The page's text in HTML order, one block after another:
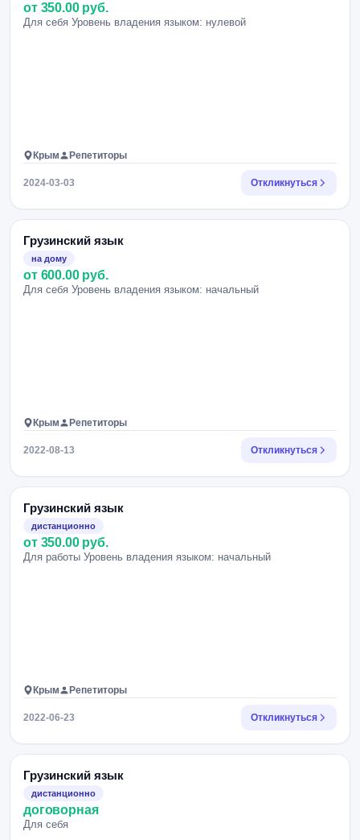
от 350.00 руб.
Для себя Уровень владения языком: нулевой
Крым Репетиторы
2024-03-03 Откликнуться
Грузинский язык
на дому
от 600.00 руб.
Для себя Уровень владения языком: начальный
Крым Репетиторы
2022-08-13 Откликнуться
Грузинский язык
дистанционно
от 350.00 руб.
Для работы Уровень владения языком: начальный
Крым Репетиторы
2022-06-23 Откликнуться
Грузинский язык
дистанционно
договорная
Для себя